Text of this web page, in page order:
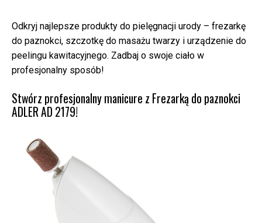
Odkryj najlepsze produkty do pielęgnacji urody – frezarkę
do paznokci, szczotkę do masażu twarzy i urządzenie do
peelingu kawitacyjnego. Zadbaj o swoje ciało w
profesjonalny sposób!
Stwórz profesjonalny manicure z Frezarką do paznokci
ADLER AD 2179!